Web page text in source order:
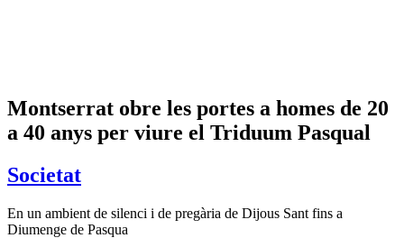
Montserrat obre les portes a homes de 20
a 40 anys per viure el Triduum Pasqual
Societat
En un ambient de silenci i de pregària de Dijous Sant fins a
Diumenge de Pasqua